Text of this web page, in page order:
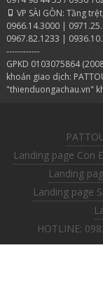
VP SÀI GÒN: Tầng
0966.14.3000 |
0967.82.1233 |
------------
GPKD 0103075864
khoản giao dịch:
"thienduongachau.vn"
Landing page Con
Landing
Landing page
HOTLINE: